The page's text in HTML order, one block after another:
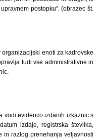
postopku“. (obrazec št.
enoti za kadrovske
tudi vse administrativne in
vodi evidenco izdanih izkaznic s
izdaje, registrska številka,
in razlog prenehanja veljavnosti